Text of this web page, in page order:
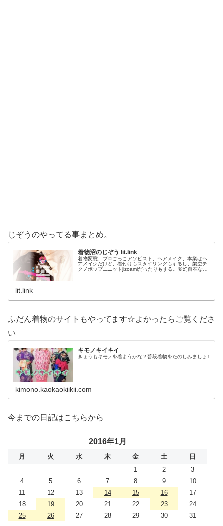
じぞうのやってる事まとめ。
着物沼のじぞう lit.link
着物変態、プロごっこアソビスト、ヘアメイク、本業はヘ
アメイクだけど、着付けもスタイリングもするし、架空テ
クノポップユニットjizoamiだったりもする。変幻自在なた
lit.link
ふだん着物のサイトもやってます☆よかったらご覧くださ
い
キモノキイキイ
きょうもキモノを着ようかな？普段着物をたのしみましょ♪
kimono.kaokaokiikii.com
今までの日記はこちらから
2016年1月
月 火 水 木 金 土
日
1
2
3
4
5 6 7 8 9
10
11
12 13 14 15 16
17
18
19 20 21 22 23
24
25
26 27 28 29 30 31